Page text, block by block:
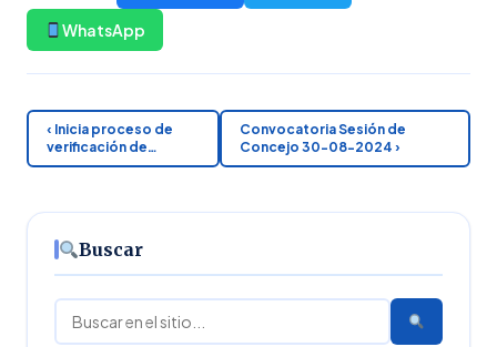
WhatsApp
‹ Inicia proceso de
verificación de…
Convocatoria Sesión de
Concejo 30-08-2024 ›
Buscar
Buscar